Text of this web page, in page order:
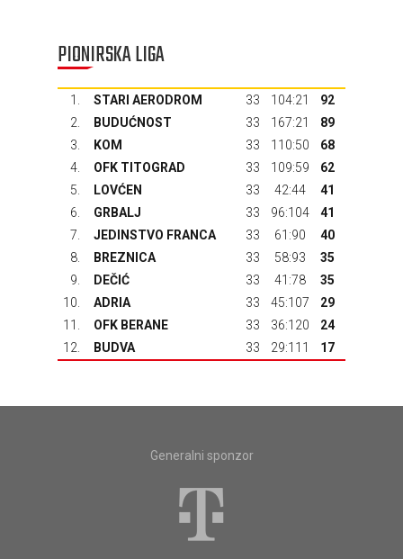
PIONIRSKA LIGA
1. STARI AERODROM 33 104:21
92
2.
BUDUĆNOST 33 167:21
89
3.
KOM 33 110:50
68
4.
OFK TITOGRAD 33 109:59
62
5.
LOVĆEN 33 42:44
41
6.
GRBALJ 33 96:104
41
7.
JEDINSTVO FRANCA 33 61:90
40
8.
BREZNICA 33 58:93
35
9.
DEČIĆ 33 41:78
35
10.
ADRIA 33 45:107
29
11.
OFK BERANE 33 36:120
24
12.
BUDVA 33 29:111 17
Generalni sponzor